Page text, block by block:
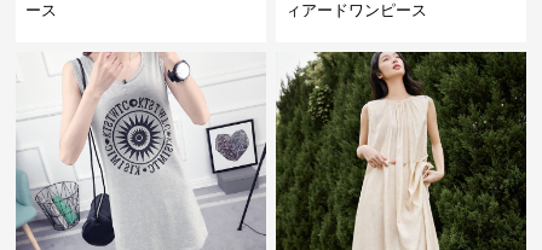
ース
ィアードワンピース